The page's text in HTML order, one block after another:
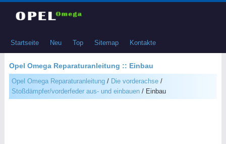
Startseite Neu Top Sitemap Kontakte
Opel Omega Reparaturanleitung :: Einbau
Opel Omega Reparaturanleitung/ Die vorderachse/
Stoßdämpfer/vorderfeder aus- und einbauen/ Einbau